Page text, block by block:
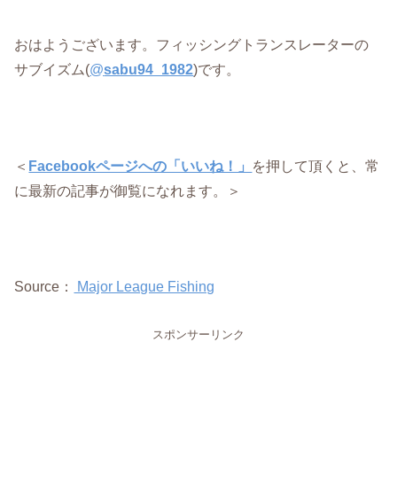
おはようございます。フィッシングトランスレーターの
サブイズム(@sabu94_1982)です。
＜ Facebookページへの「いいね！」 を押して頂くと、常
に最新の記事が御覧になれます。＞
Source： Major League Fishing
スポンサーリンク